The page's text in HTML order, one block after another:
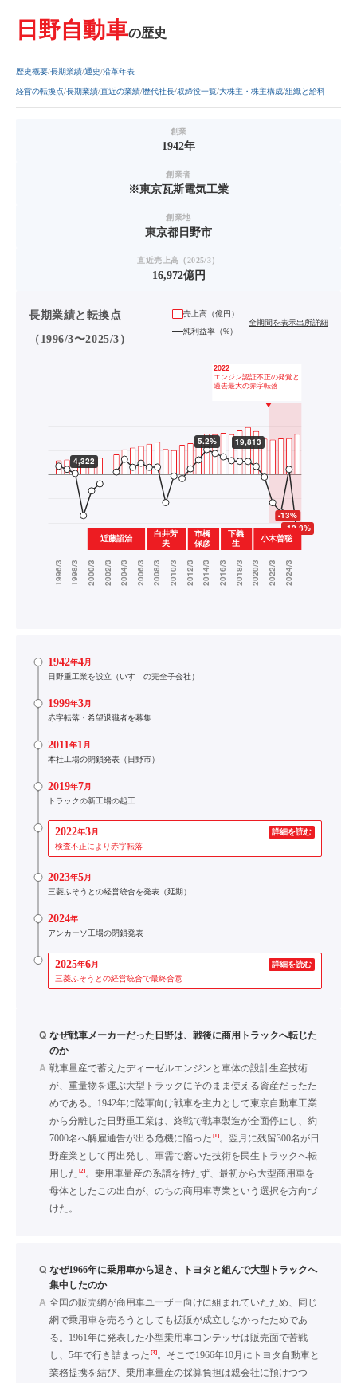
日野自動車の歴史
歴史概要 長期業績 通史 沿革年表
経営の転換点 長期業績 直近の業績 歴代社長 取締役一覧 大株主・株主構成 組織と給料
創業
1942年
創業者
※東京瓦斯電気工業
創業地
東京都日野市
直近売上高（2025/3）
16,972億円
長期業績と転換点
（1996/3〜2025/3）
売上高（億円）
純利益率（%）
全期間を表示出所詳細
1942年4月
日野重工業を設立（いすゞの完全子会社）
1999年3月
赤字転落・希望退職者を募集
2011年1月
本社工場の閉鎖発表（日野市）
2019年7月
トラックの新工場の起工
2022年3月
詳細を読む
検査不正により赤字転落
2023年5月
三菱ふそうとの経営統合を発表（延期）
2024年
アンカーソ工場の閉鎖発表
2025年6月
詳細を読む
三菱ふそうとの経営統合で最終合意
Q なぜ戦車メーカーだった日野は、戦後に商用トラックへ転じた
のか
A 戦車量産で蓄えたディーゼルエンジンと車体の設計生産技術
が、重量物を運ぶ大型トラックにそのまま使える資産だったた
めである。1942年に陸軍向け戦車を主力として東京自動車工業
から分離した日野重工業は、終戦で戦車製造が全面停止し、約
7000名へ解雇通告が出る危機に陥った [1]。翌月に残留300名が日
野産業として再出発し、軍需で磨いた技術を民生トラックへ転
用した [2]。乗用車量産の系譜を持たず、最初から大型商用車を
母体としたこの出自が、のちの商用車専業という選択を方向づ
けた。
Q なぜ1966年に乗用車から退き、トヨタと組んで大型トラックへ
集中したのか
A 全国の販売網が商用車ユーザー向けに組まれていたため、同じ
網で乗用車を売ろうとしても拡販が成立しなかったためであ
る。1961年に発表した小型乗用車コンテッサは販売面で苦戦
し、5年で行き詰まった [3]。そこで1966年10月にトヨタ自動車と
業務提携を結び、乗用車量産の採算負担は親会社に預けつつ